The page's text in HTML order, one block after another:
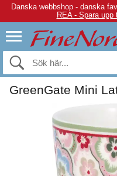
Danska webbshop - danska
REA - Spara upp
GreenGate Mini